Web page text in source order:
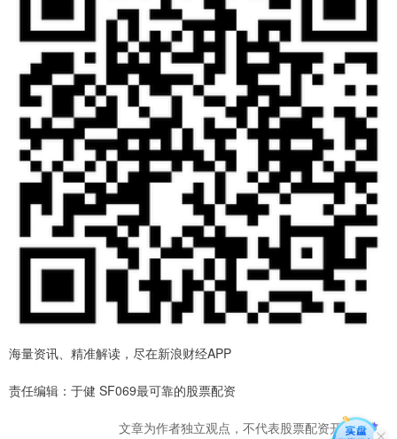
海量资讯、精准解读，尽在新浪财经APP
责任编辑：于健 SF069最可靠的股票配资
文章为作者独立观点，不代表股票配资开户观点